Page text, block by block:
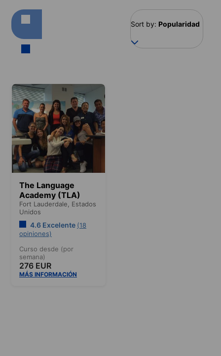
Sort by: Popularidad
The Language
Academy (TLA)
Fort Lauderdale, Estados
Unidos
4.6 Excelente (18
opiniones)
Curso desde (por
semana)
276 EUR
MÁS INFORMACIÓN